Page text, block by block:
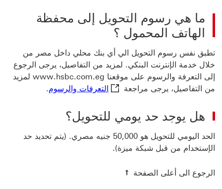
ما هي رسوم التحويل إلى محفظة
الهاتف المحمول ؟
تطبق نفس رسوم التحويل الي أي بنك محلي داخل مصر من
خلال خدمة الإنترنت البنكي. لمزيد من التفاصيل، يرجى الرجوع
إلى التعرفة والرسوم على موقعنا www.hsbc.com.eg لمزيد
من التفاصيل، يرجى مراجعة
التعرفات والرسوم.
هل يوجد حد يومي للتحويل؟
الحد اليومي للتحويل هو 50,000 جنيه مصري. (يتم تحديد حد
الإستخدام من قبل شبكة ميزة).
الرجوع الى أعلى الصفحة